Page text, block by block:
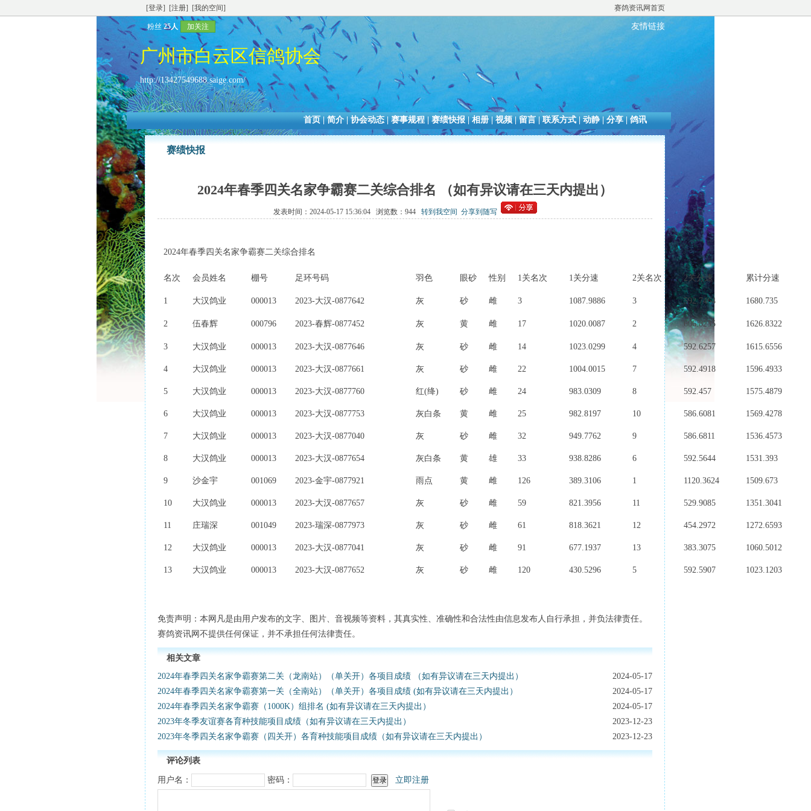
[登录] [注册] [我的空间] 赛鸽资讯网首页
粉丝25人 加关注 友情链接
广州市白云区信鸽协会
http://13427549688.saige.com/
首页|简介|协会动态|赛事规程|赛绩快报|相册|视频|留言|联系方式|动静|分享|鸽讯
赛绩快报
2024年春季四关名家争霸赛二关综合排名 （如有异议请在三天内提出）
发表时间：2024-05-17 15:36:04 浏览数：944 转到我空间 分享到随写
2024年春季四关名家争霸赛二关综合排名
名次 会员姓名 棚号 足环号码 羽色 眼砂 性别 1关名次 1关分速 2关名次 2关分速 累计分速
1 大汉鸽业 000013 2023-大汉-0877642 灰 砂 雌 3 1087.9886 3 592.7464 1680.735
2 伍春辉 000796 2023-春辉-0877452 灰 黄 雌 17 1020.0087 2 606.8235 1626.8322
3 大汉鸽业 000013 2023-大汉-0877646 灰 砂 雌 14 1023.0299 4 592.6257 1615.6556
4 大汉鸽业 000013 2023-大汉-0877661 灰 砂 雌 22 1004.0015 7 592.4918 1596.4933
5 大汉鸽业 000013 2023-大汉-0877760 红(绛) 砂 雌 24 983.0309 8 592.457 1575.4879
6 大汉鸽业 000013 2023-大汉-0877753 灰白条 黄 雌 25 982.8197 10 586.6081 1569.4278
7 大汉鸽业 000013 2023-大汉-0877040 灰 砂 雌 32 949.7762 9 586.6811 1536.4573
8 大汉鸽业 000013 2023-大汉-0877654 灰白条 黄 雄 33 938.8286 6 592.5644 1531.393
9 沙金宇 001069 2023-金宇-0877921 雨点 黄 雌 126 389.3106 1 1120.3624 1509.673
10 大汉鸽业 000013 2023-大汉-0877657 灰 砂 雌 59 821.3956 11 529.9085 1351.3041
11 庄瑞深 001049 2023-瑞深-0877973 灰 砂 雌 61 818.3621 12 454.2972 1272.6593
12 大汉鸽业 000013 2023-大汉-0877041 灰 砂 雌 91 677.1937 13 383.3075 1060.5012
13 大汉鸽业 000013 2023-大汉-0877652 灰 砂 雌 120 430.5296 5 592.5907 1023.1203
免责声明：本网凡是由用户发布的文字、图片、音视频等资料，其真实性、准确性和合法性由信息发布人自行承担，并负法律责任。
赛鸽资讯网不提供任何保证，并不承担任何法律责任。
相关文章
2024-05-17
2024年春季四关名家争霸赛第二关（龙南站）（单关开）各项目成绩 （如有异议请在三天内提出）
2024-05-17
2024年春季四关名家争霸赛第一关（全南站）（单关开）各项目成绩 (如有异议请在三天内提出）
2024-05-17
2024年春季四关名家争霸赛（1000K）组排名 (如有异议请在三天内提出）
2023-12-23
2023年冬季友谊赛各育种技能项目成绩（如有异议请在三天内提出）
2023-12-23
2023年冬季四关名家争霸赛（四关开）各育种技能项目成绩（如有异议请在三天内提出）
评论列表
用户名： 密码： 立即注册